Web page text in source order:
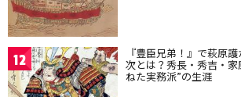
12 『豊臣兄弟！』で萩原
次とは？秀長・秀吉・
ねた実務派”の生涯